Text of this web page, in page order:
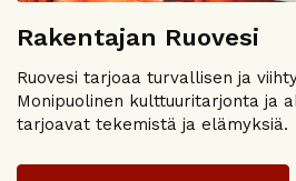
Rakentajan Ruovesi
Ruovesi tarjoaa turvallisen ja
Monipuolinen kulttuuritarjonta ja
tarjoavat tekemistä ja elämyksiä.